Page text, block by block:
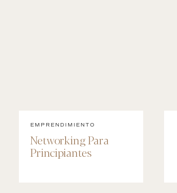
EMPRENDIMIENTO
Networking Para
Principiantes